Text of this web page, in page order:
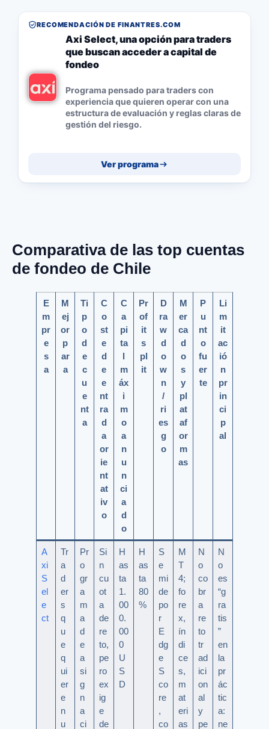
RECOMENDACIÓN DE FINANTRES.COM
Axi Select, una opción para traders
que buscan acceder a capital de
fondeo
Programa pensado para traders con
experiencia que quieren operar con una
estructura de evaluación y reglas claras de
gestión del riesgo.
Ver programa
Comparativa de las top cuentas
de fondeo de Chile
E
m
pr
e
s
a
M
ej
or
p
ar
a
Ti
p
o
d
e
c
u
e
nt
a
C
o
st
e
d
e
e
nt
ra
d
a
or
ie
nt
at
iv
o
C
a
pi
ta
l
m
áx
i
m
o
a
n
u
n
ci
a
d
o
Pr
of
it
s
pl
it
D
ra
w
d
o
w
n
/
ri
es
g
o
M
er
ca
d
o
s
y
pl
at
af
or
m
as
P
u
nt
o
fu
er
te
Li
m
it
ac
ió
n
pr
in
ci
p
al
A
xi
S
el
e
ct
Tr
a
d
er
s
q
u
e
q
ui
er
e
n
u
Pr
o
gr
a
m
a
d
e
a
si
g
n
a
ci
Si
n
cu
ot
a
de
re
to,
pe
ro
ex
ig
e
de
H
as
ta
1.
00
0.
00
0
U
S
D
H
as
ta
80
%
S
e
mi
de
po
r
E
dg
e
S
co
re
,
co
M
T
4;
fo
re
x,
ín
di
ce
s,
m
at
eri
as
N
o
co
br
a
re
to
tr
ad
ici
on
al
y
pe
N
o
es
“g
ra
tis
”
en
la
pr
ác
tic
a:
ne